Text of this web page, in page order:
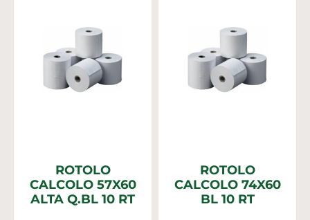
ROTOLO
CALCOLO 57X60
ALTA Q.BL 10 RT
ROTOLO
CALCOLO 74X60
BL 10 RT